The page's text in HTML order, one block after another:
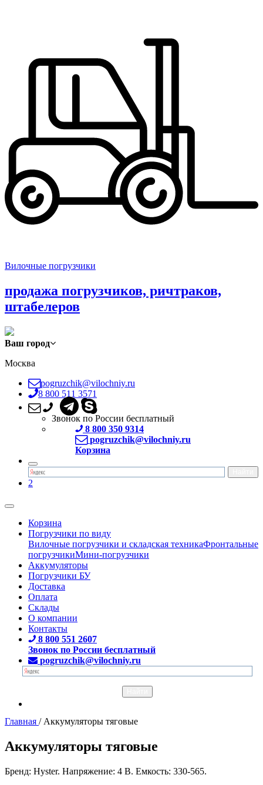
Вилочные погрузчики
продажа погрузчиков, ричтраков,
штабелеров
Ваш город
Москва
pogruzchik@vilochniy.ru
8 800 511 3571
Звонок по России бесплатный
8 800 350 9314
pogruzchik@vilochniy.ru
Корзина
2
Корзина
Погрузчики по виду
Вилочные погрузчики и складская техникаФронтальные
погрузчикиМини-погрузчики
Аккумуляторы
Погрузчики БУ
Доставка
Оплата
Склады
О компании
Контакты
8 800 551 2607
Звонок по России бесплатный
pogruzchik@vilochniy.ru
Главная / Аккумуляторы тяговые
Аккумуляторы тяговые
Бренд: Hyster. Напряжение: 4 В. Емкость: 330-565.